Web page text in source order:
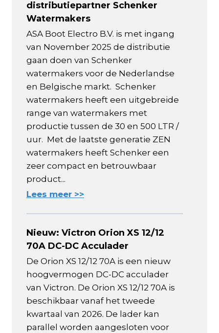
distributiepartner Schenker
Watermakers
ASA Boot Electro B.V. is met ingang
van November 2025 de distributie
gaan doen van Schenker
watermakers voor de Nederlandse
en Belgische markt. Schenker
watermakers heeft een uitgebreide
range van watermakers met
productie tussen de 30 en 500 LTR /
uur. Met de laatste generatie ZEN
watermakers heeft Schenker een
zeer compact en betrouwbaar
product...
Lees meer >>
Nieuw: Victron Orion XS 12/12
70A DC-DC Acculader
De Orion XS 12/12 70A is een nieuw
hoogvermogen DC-DC acculader
van Victron. De Orion XS 12/12 70A is
beschikbaar vanaf het tweede
kwartaal van 2026. De lader kan
parallel worden aangesloten voor